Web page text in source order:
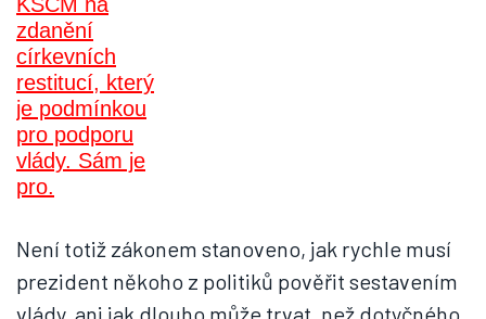
Není totiž zákonem stanoveno, jak rychle musí
prezident někoho z politiků pověřit sestavením
vlády, ani jak dlouho může trvat, než dotyčného